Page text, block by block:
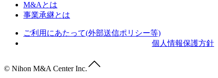
M&Aとは
事業承継とは
ご利用にあたって(外部送信ポリシー等)
個人情報保護方針
© Nihon M&A Center Inc.